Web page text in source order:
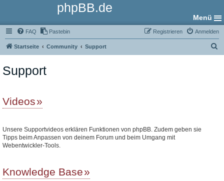
phpBB.de
Menü
FAQ Pastebin Anmelden
Registrieren
Startseite Community Support
Support
Videos
Unsere Supportvideos erklären Funktionen von phpBB. Zudem geben sie
Tipps beim Anpassen von deinem Forum und beim Umgang mit
Webentwickler-Tools.
Knowledge Base